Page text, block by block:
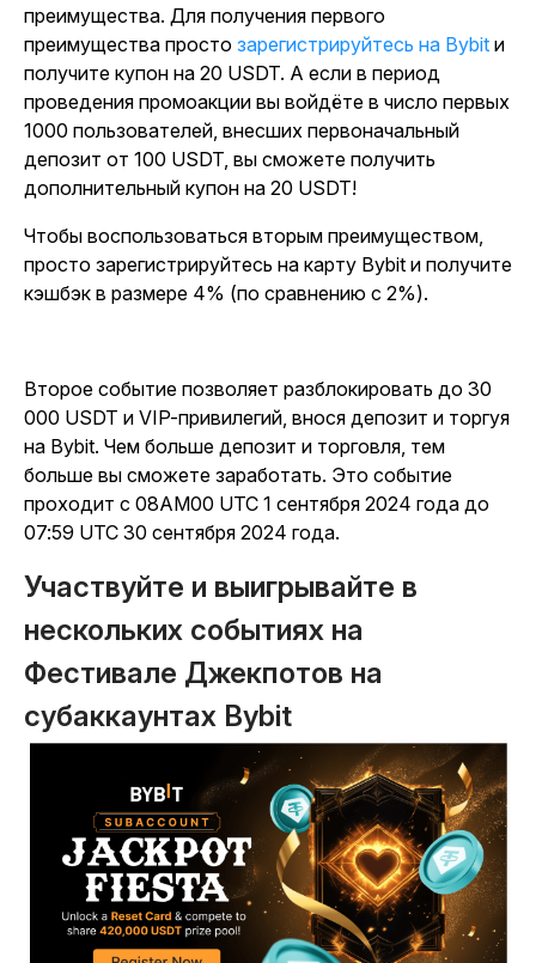
преимущества. Для получения первого
преимущества просто зарегистрируйтесь на Bybit и
получите купон на 20 USDT. А если в период
проведения промоакции вы войдёте в число первых
1000 пользователей, внесших первоначальный
депозит от 100 USDT, вы сможете получить
дополнительный купон на 20 USDT!
Чтобы воспользоваться вторым преимуществом,
просто зарегистрируйтесь на карту Bybit и получите
кэшбэк в размере 4% (по сравнению с 2%).
Второе событие позволяет разблокировать до 30
000 USDT и VIP-привилегий, внося депозит и торгуя
на Bybit. Чем больше депозит и торговля, тем
больше вы сможете заработать. Это событие
проходит с 08AM00 UTC 1 сентября 2024 года до
07:59 UTC 30 сентября 2024 года.
Участвуйте и выигрывайте в
нескольких событиях на
Фестивале Джекпотов на
субаккаунтах Bybit